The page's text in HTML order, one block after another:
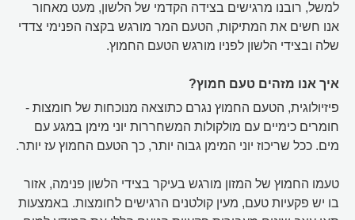
למשל, רובנו מרגישים בצידה הקדמי של הלשון, מעט מאחור
אנו חשים את המתיקות, הטעם המר מורגש בקצה הפנימי צדדי
שלה ובצידי הלשון לפניו מורגש הטעם החמוץ.
איך אנו מזהים טעם חמוץ?
פיזיולוגית, הטעם החמוץ נגרם כתוצאה מנוכחות של חומצות -
חומרים כימיים עם מולקולות המשחררות יוני מימן במגע עם
מים. ככל שריכוז יוני המימן גבוה יותר, כך הטעם החמוץ עז יותר.
טעמו החמוץ של המזון מורגש בעיקר בצידי הלשון פנימה, אזור
בו יש פקעיות טעם, מעין קולטנים הרגישים לחומצות. באמצעות